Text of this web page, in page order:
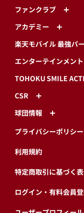
ファンクラブ
アカデミー
楽天モバイル 最強パ
エンターテインメント
TOHOKU SMILE
CSR
球団情報
プライバシーポリシー
利用規約
特定商取引に基づく
ログイン・有料会員